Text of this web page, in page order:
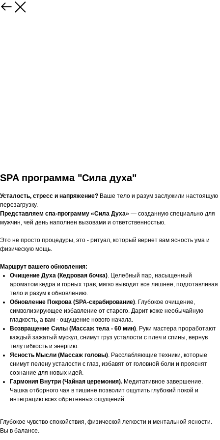
SPA программа "Сила духа"
Усталость, стресс и напряжение? Ваше тело и разум заслужили настоящую
перезагрузку.
Представляем спа-программу «Сила Духа» — созданную специально для
мужчин, чей день наполнен вызовами и ответственностью.
Это не просто процедуры, это - ритуал, который вернет вам ясность ума и
физическую мощь.
Маршрут вашего обновления:
Очищение Духа (Кедровая бочка) . Целебный пар, насыщенный
ароматом кедра и горных трав, мягко выводит все лишнее, подготавливая
тело и разум к обновлению.
Обновление Покрова (SPA-скрабирование) . Глубокое очищение,
символизирующее избавление от старого. Дарит коже необычайную
гладкость, а вам - ощущение нового начала.
Возвращение Силы (Массаж тела - 60 мин) . Руки мастера проработают
каждый зажатый мускул, снимут груз усталости с плеч и спины, вернув
телу гибкость и энергию.
Ясность Мысли (Массаж головы) . Расслабляющие техники, которые
снимут пелену усталости с глаз, избавят от головной боли и прояснят
сознание для новых идей.
Гармония Внутри (Чайная церемония). Медитативное завершение.
Чашка отборного чая в тишине позволит ощутить глубокий покой и
интеграцию всех обретенных ощущений.
Глубокое чувство спокойствия, физической легкости и ментальной ясности.
Вы в балансе.